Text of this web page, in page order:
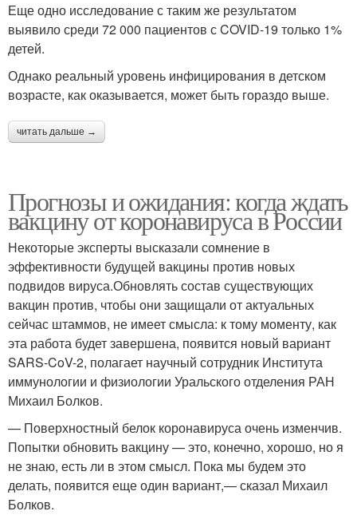
Еще одно исследование с таким же результатом
выявило среди 72 000 пациентов с COVID-19 только 1%
детей.
Однако реальный уровень инфицирования в детском
возрасте, как оказывается, может быть гораздо выше.
читать дальше →
Прогнозы и ожидания: когда ждать
вакцину от коронавируса в России
Некоторые эксперты высказали сомнение в
эффективности будущей вакцины против новых
подвидов вируса.Обновлять состав существующих
вакцин против, чтобы они защищали от актуальных
сейчас штаммов, не имеет смысла: к тому моменту, как
эта работа будет завершена, появится новый вариант
SARS-CoV-2, полагает научный сотрудник Института
иммунологии и физиологии Уральского отделения РАН
Михаил Болков.
— Поверхностный белок коронавируса очень изменчив.
Попытки обновить вакцину — это, конечно, хорошо, но я
не знаю, есть ли в этом смысл. Пока мы будем это
делать, появится еще один вариант,— сказал Михаил
Болков.